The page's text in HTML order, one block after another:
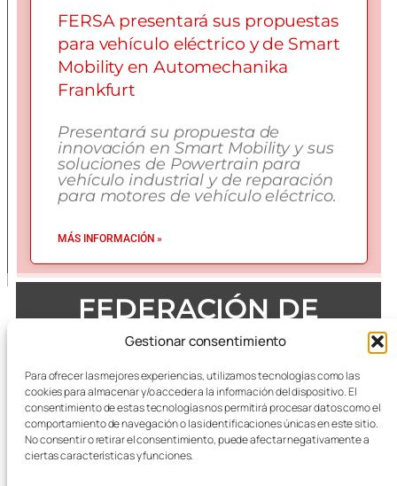
Gestionar consentimiento
Para ofrecer las mejores experiencias, utilizamos tecnologías como las
cookies para almacenar y/o acceder a la información del dispositivo. El
consentimiento de estas tecnologías nos permitirá procesar datos como el
comportamiento de navegación o las identificaciones únicas en este sitio.
No consentir o retirar el consentimiento, puede afectar negativamente a
ciertas características y funciones.
FERSA presentará sus propuestas
para vehículo eléctrico y de Smart
Mobility en Automechanika
Frankfurt
Presentará su propuesta de
innovación en Smart Mobility y sus
soluciones de Powertrain para
vehículo industrial y de reparación
para motores de vehículo eléctrico.
MÁS INFORMACIÓN »
FEDERACIÓN DE
EMPRESAS DEL METAL
DE ZARAGOZA
Todas las referencias terminológicas de género que se
mencionan a lo largo de las publicaciones, se considerarán
alusivas al masculino y femenino indistintamente.